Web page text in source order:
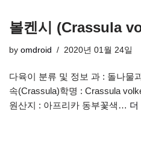
볼켄시 (Crassula
by omdroid 2020년 01월 24일
다육이 분류 및 정보 과 : 돌나물
속(Crassula)학명 : Crassula
원산지 : 아프리카 동부꽃색… 더